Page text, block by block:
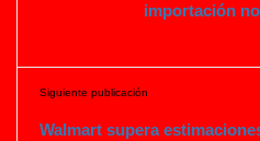
importación
Siguiente publicación
Walmart supera